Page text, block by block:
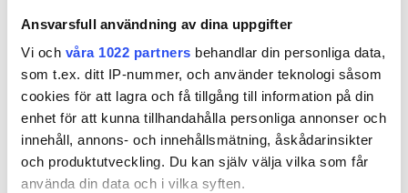
Ansvarsfull användning av dina uppgifter
Vi och våra 1022 partners behandlar din personliga data,
som t.ex. ditt IP-nummer, och använder teknologi såsom
cookies för att lagra och få tillgång till information på din
enhet för att kunna tillhandahålla personliga annonser och
innehåll, annons- och innehållsmätning, åskådarinsikter
och produktutveckling. Du kan själv välja vilka som får
använda din data och i vilka syften.
Uppgraderad motorstart
PUBLICERAD 19 APR 2021, 08:00| UPPDATERAD